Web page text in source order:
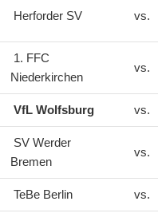
Herforder SV vs.
1. FFC
Niederkirchen
vs.
VfL Wolfsburg vs.
SV Werder
Bremen
vs.
TeBe Berlin vs.